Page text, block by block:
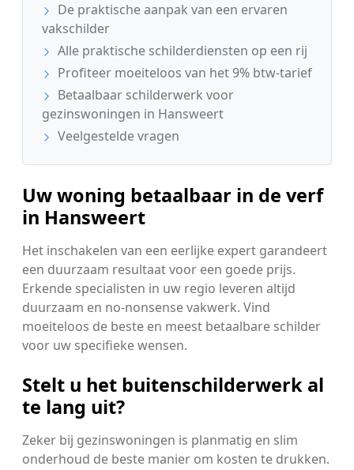
De praktische aanpak van een ervaren
vakschilder
Alle praktische schilderdiensten op een rij
Profiteer moeiteloos van het 9% btw-tarief
Betaalbaar schilderwerk voor
gezinswoningen in Hansweert
Veelgestelde vragen
Uw woning betaalbaar in de verf
in Hansweert
Het inschakelen van een eerlijke expert garandeert
een duurzaam resultaat voor een goede prijs.
Erkende specialisten in uw regio leveren altijd
duurzaam en no-nonsense vakwerk. Vind
moeiteloos de beste en meest betaalbare schilder
voor uw specifieke wensen.
Stelt u het buitenschilderwerk al
te lang uit?
Zeker bij gezinswoningen is planmatig en slim
onderhoud de beste manier om kosten te drukken.